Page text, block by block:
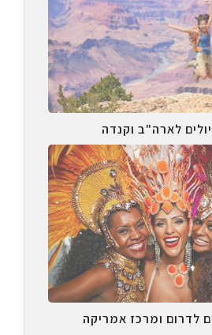
לארה"ב וקנדה
לדרום ומרכז אמריקה